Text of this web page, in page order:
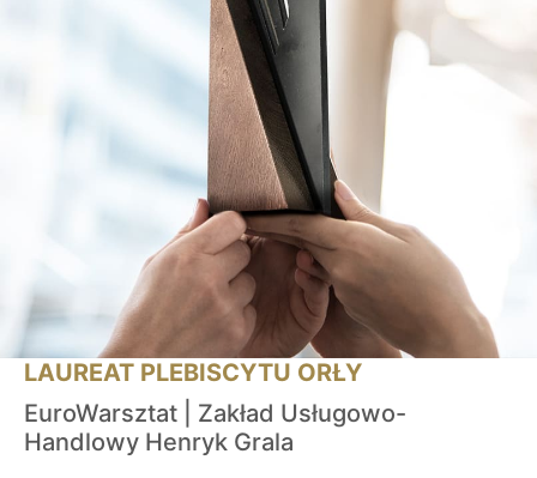
LAUREAT PLEBISCYTU ORŁY
EuroWarsztat | Zakład Usługowo-
Handlowy Henryk Grala